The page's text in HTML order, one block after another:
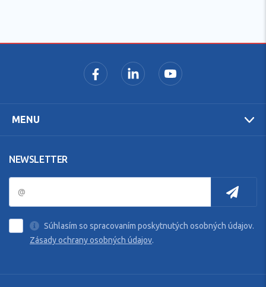
MENU
NEWSLETTER
Súhlasím so spracovaním poskytnutých osobných údajov.
Zásady ochrany osobných údajov.